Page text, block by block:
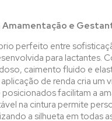
Amamentação e
perfeito entre
para lactantes.
caimento fluido e
de renda cria
facilitam a
na cintura permite
a silhueta em todas